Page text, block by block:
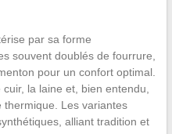
par sa forme
souvent doublés de fourrure,
pour un confort optimal.
la laine et, bien entendu,
thermique. Les variantes
alliant tradition et